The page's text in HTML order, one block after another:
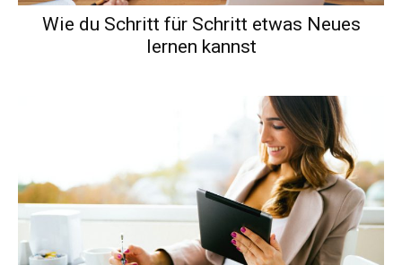
Wie du Schritt für Schritt etwas Neues
lernen kannst